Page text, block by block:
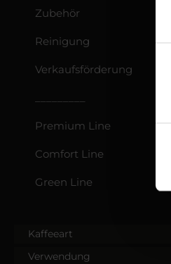
Zubehör
Reinigung
Verkaufsförderung
Premium Line
Comfort Line
Green Line
Kaffeeart
Verwendung